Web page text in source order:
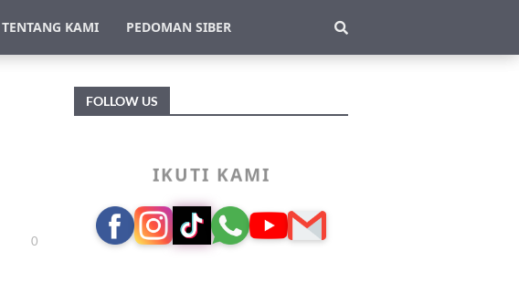
TENTANG KAMI PEDOMAN SIBER
0
FOLLOW US
IKUTI KAMI